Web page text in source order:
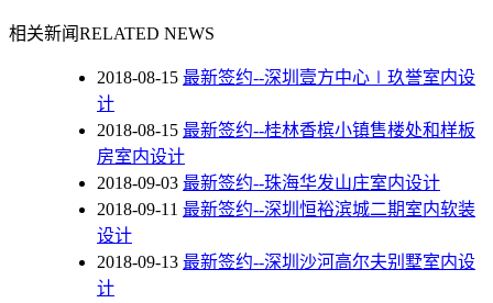
相关新闻RELATED NEWS
2018-08-15 最新签约--深圳壹方中心∣玖誉室内设
计
2018-08-15 最新签约--桂林香槟小镇售楼处和样板
房室内设计
2018-09-03 最新签约--珠海华发山庄室内设计
2018-09-11 最新签约--深圳恒裕滨城二期室内软装
设计
2018-09-13 最新签约--深圳沙河高尔夫别墅室内设
计